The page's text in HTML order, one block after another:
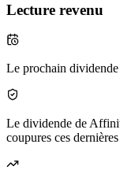
Lecture revenu
Le prochain dividende
Le dividende de
coupures ces dernières